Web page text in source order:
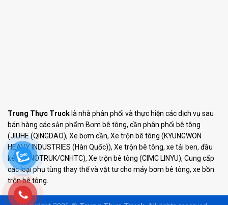
Trung Thực Truck là nhà phân phối và thực hiện các dịch vụ sau
bán hàng các sản phẩm Bơm bê tông, cần phân phối bê tông
(JIUHE (QINGDAO), Xe bơm cần, Xe trộn bê tông (KYUNGWON
HEAVY INDUSTRIES (Hàn Quốc)), Xe trộn bê tông, xe tải ben, đầu
kéo (SINOTRUK/CNHTC), Xe trộn bê tông (CIMC LINYU), Cung cấp
các loại phụ tùng thay thế và vật tư cho máy bơm bê tông, xe bồn
trộn bê tông.